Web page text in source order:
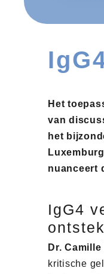
Het
van
het
nuanceert
IgG4
Dr.
kritische